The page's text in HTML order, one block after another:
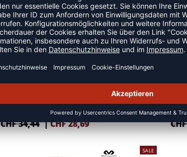
KNIESCHONER "FLEXY"
CHF 34,44 |CHF28,69
SALE
-30%
SALE